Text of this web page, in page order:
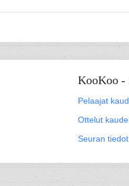
KooKoo -
Pelaajat
Ottelut
Seuran tiedot